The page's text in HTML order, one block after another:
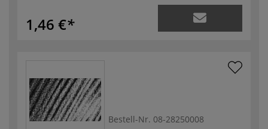
1,46 €
Bestell-Nr. 08-28250008